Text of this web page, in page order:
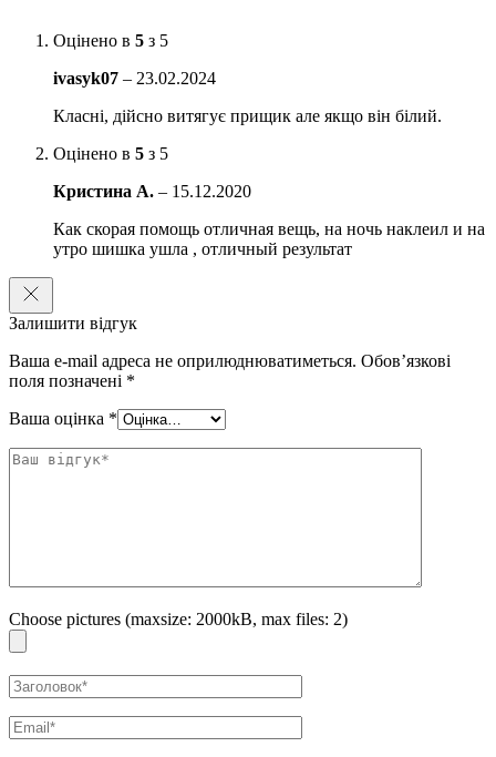
Оцінено в 5 з 5
ivasyk07 – 23.02.2024
Класні, дійсно витягує прищик але якщо він білий.
Оцінено в 5 з 5
Кристина А. – 15.12.2020
Как скорая помощь отличная вещь, на ночь наклеил и на
утро шишка ушла , отличный результат
Залишити відгук
Ваша e-mail адреса не оприлюднюватиметься. Обов’язкові
поля позначені *
Ваша оцінка *
Choose pictures (maxsize: 2000kB, max files: 2)